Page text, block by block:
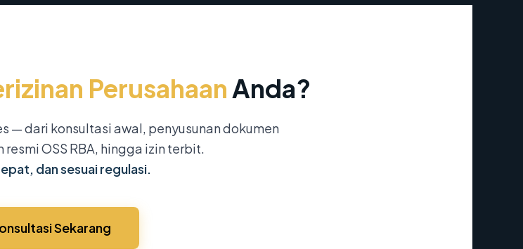
PerusahaanAnda?
— dari konsultasi awal, penyusunan dokumen
OSS RBA, hingga izin terbit.
dan sesuai regulasi.
Sekarang